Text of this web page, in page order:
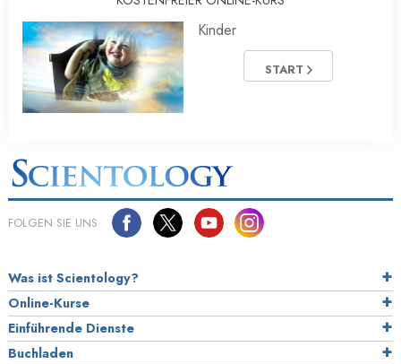
Kinder
START
FOLGEN SIE UNS
Was ist Scientology?
Online-Kurse
Einführende Dienste
Buchladen